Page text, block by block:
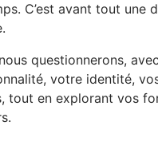
C’est avant tout une
questionnerons,
votre identité,
tout en explorant vos